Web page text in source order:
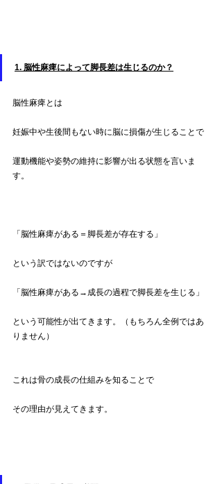
1. 脳性麻痺によって脚長差は生じるのか？
脳性麻痺とは
妊娠中や生後間もない時に脳に損傷が生じることで
運動機能や姿勢の維持に影響が出る状態を言いま
す。
「脳性麻痺がある＝脚長差が存在する」
という訳ではないのですが
「脳性麻痺がある→成長の過程で脚長差を生じる」
という可能性が出てきます。（もちろん全例ではあ
りません）
これは骨の成長の仕組みを知ることで
その理由が見えてきます。